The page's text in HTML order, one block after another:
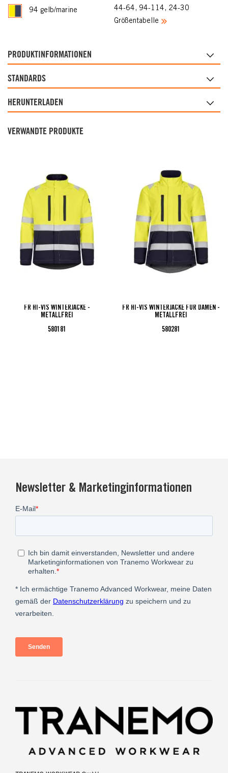
94 gelb/marine
44-64, 94-114, 24-30
Größentabelle
PRODUKTINFORMATIONEN
STANDARDS
HERUNTERLADEN
VERWANDTE PRODUKTE
FR HI-VIS WINTERJACKE -
METALLFREI
580181
FR HI-VIS WINTERJACKE FÜR DAMEN -
METALLFREI
580281
Newsletter & Marketinginformationen